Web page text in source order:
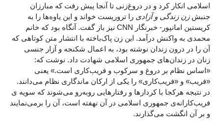
اسلامی انکار کرد و در دروغ‌زنی تا آنجا پیش رفت که مبارزان
جنبشزن زندگی و آزادی را تروریست خواند و این یاوه‌ها را به
کریستین امانپور- خبرنگار CNN نیز باز گفت. آنگاه بود که خانم
محمدی به واکنش درآمد. این زن پاک‌باخته با انتشار متن کوتاهی که
آن را در درون زندان نوشته بود، به اعمال شکنجه و آزار جنسی
زنان در زندان‌های جمهوری اسلامی شهادت داد. نوشت که:
«اساس نظام بر دروغ و سرکوب و فریب‌کاری است.» یعنی
«فریب» و «فریب‌کاری» را یکی از ارکان ماندگاری نظام می‌دانند.
در نتیجه هرکجا با کردارها و رفتارهایی روبه‌رو می‌شوند که سویه ی
فریب‌کارانه‌ی جمهوری اسلامی در آن نهفته است، آن را برمی‌نمایند
و بر آن انگشت می‌گذارند.